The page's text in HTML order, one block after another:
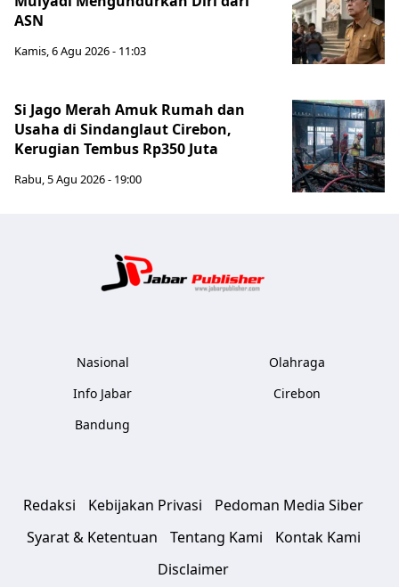
ASN
Kamis, 6 Agu 2026 - 11:03
Si Jago Merah Amuk Rumah dan
Usaha di Sindanglaut Cirebon,
Kerugian Tembus Rp350 Juta
Rabu, 5 Agu 2026 - 19:00
Nasional
Info Jabar
Bandung
Olahraga
Cirebon
Redaksi Kebijakan Privasi
Pedoman Media Siber
Syarat & Ketentuan
Tentang Kami
Kontak Kami
Disclaimer